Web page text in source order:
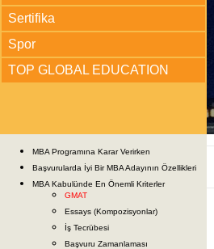
Sertifika
Spor
TOP GLOBAL EDUCATION
MBA Programına Karar Verirken
Başvurularda İyi Bir MBA Adayının Özellikleri
MBA Kabulünde En Önemli Kriterler
GMAT
Essays (Kompozisyonlar)
İş Tecrübesi
Başvuru Zamanlaması